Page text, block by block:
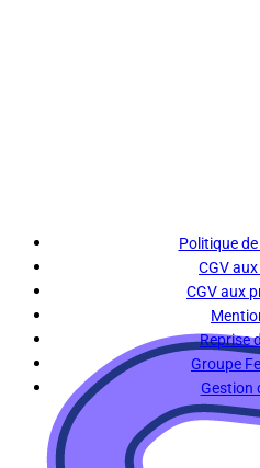
Politique
CGV
CGV aux
Reprise
Groupe
Gestion